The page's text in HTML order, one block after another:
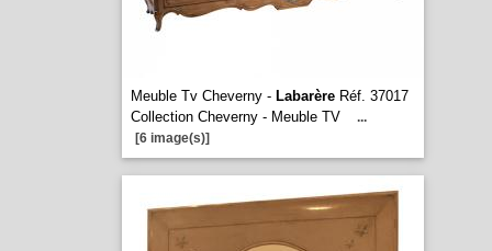
Meuble Tv Cheverny - LabarèreRéf. 37017
Collection Cheverny - Meuble TV
...
[6 image(s)]